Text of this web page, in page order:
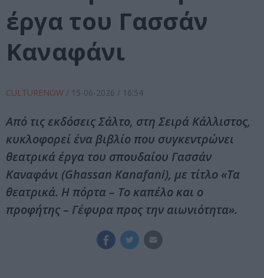
έργα του Γασσάν
Καναφάνι
CULTURENOW / 15-06-2026 / 16:54
Από τις εκδόσεις Σάλτο, στη Σειρά Κάλλιστος,
κυκλοφορεί ένα βιβλίο που συγκεντρώνει
θεατρικά έργα του σπουδαίου Γασσάν
Καναφάνι (Ghassan Kanafani), με τίτλο «Τα
θεατρικά. Η πόρτα – Το καπέλο και ο
προφήτης – Γέφυρα προς την αιωνιότητα».